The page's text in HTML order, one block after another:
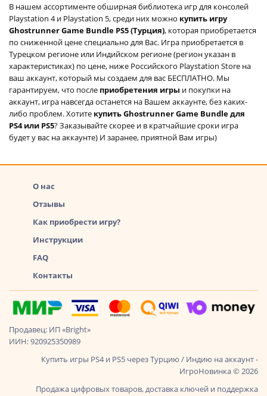
В нашем ассортименте обширная библиотека игр для консолей
Playstation 4 и Playstation 5, среди них можно купить игру
Ghostrunner Game Bundle PS5 (Турция), которая приобретается
по сниженной цене специально для Вас. Игра приобретается в
Турецком регионе или Индийском регионе (регион указан в
характеристиках) по цене, ниже Российского Playstation Store на
ваш аккаунт, который мы создаем для вас БЕСПЛАТНО. Мы
гарантируем, что после приобретения игры и покупки на
аккаунт, игра навсегда останется на Вашем аккаунте, без каких-
либо проблем. Хотите купить Ghostrunner Game Bundle для
PS4 или PS5? Заказывайте скорее и в кратчайшие сроки игра
будет у вас на аккаунте) И заранее, приятной Вам игры)
О нас
Отзывы
Как приобрести игру?
Инструкции
FAQ
Контакты
Продавец: ИП «Bright»
ИИН: 920925350989
Купить игры PS4 и PS5 через Турцию / Индию на аккаунт -
ИгроНовинка © 2026
Продажа цифровых товаров, доставка ключей и поддержка